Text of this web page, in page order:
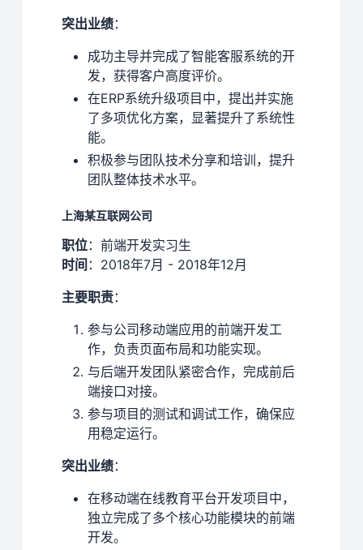
突出业绩：
成功主导并完成了智能客服系统的开
发，获得客户高度评价。
在ERP系统升级项目中，提出并实施
了多项优化方案，显著提升了系统性
能。
积极参与团队技术分享和培训，提升
团队整体技术水平。
上海某互联网公司
职位：前端开发实习生
时间 ：2018年7月 - 2018年12月
主要职责：
参与公司移动端应用的前端开发工
作，负责页面布局和功能实现。
与后端开发团队紧密合作，完成前后
端接口对接。
参与项目的测试和调试工作，确保应
用稳定运行。
突出业绩：
在移动端在线教育平台开发项目中，
独立完成了多个核心功能模块的前端
开发。